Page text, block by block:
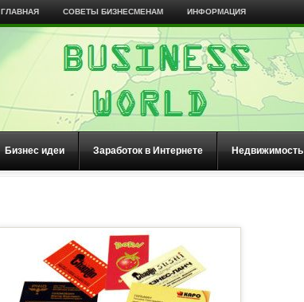
ГЛАВНАЯ СОВЕТЫ БИЗНЕСМЕНАМ ИНФОРМАЦИЯ
Бизнес идеи Заработок в Интернете Недвижимость